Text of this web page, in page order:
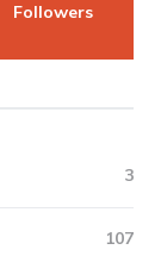
Followers
3
107